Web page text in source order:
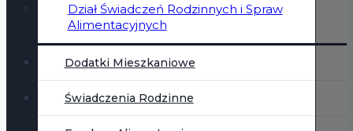
Dział Świadczeń Rodzinnych i Spraw
Alimentacyjnych
Dodatki Mieszkaniowe
Świadczenia Rodzinne